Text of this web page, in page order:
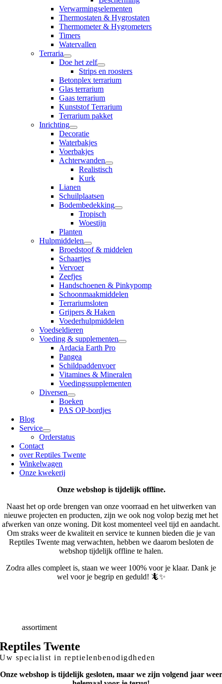
Verwarmingselementen
Thermostaten & Hygrostaten
Thermometer & Hygrometers
Timers
Watervallen
Terraria
Doe het zelf
Strips en roosters
Betonplex terrarium
Glas terrarium
Gaas terrarium
Kunststof Terrarium
Terrarium pakket
Inrichting
Decoratie
Waterbakjes
Voerbakjes
Achterwanden
Realistisch
Kurk
Lianen
Schuilplaatsen
Bodembedekking
Tropisch
Woestijn
Planten
Hulpmiddelen
Broedstoof & middelen
Schaartjes
Vervoer
Zeefjes
Handschoenen & Pinkypomp
Schoonmaakmiddelen
Terrariumsloten
Grijpers & Haken
Voederhulpmiddelen
Voedseldieren
Voeding & supplementen
Ardacia Earth Pro
Pangea
Schildpaddenvoer
Vitamines & Mineralen
Voedingssupplementen
Diversen
Boeken
PAS OP-bordjes
Blog
Service
Orderstatus
Contact
over Reptiles Twente
Winkelwagen
Onze kwekerij
Onze webshop is tijdelijk offline.
Naast het op orde brengen van onze voorraad en het uitwerken van
nieuwe projecten en producten, zijn we ook nog volop bezig met het
afwerken van onze woning. Dit kost momenteel veel tijd en aandacht.
Om straks weer de kwaliteit en service te kunnen bieden die je van
Reptiles Twente mag verwachten, hebben we daarom besloten de
webshop tijdelijk offline te halen.
Zodra alles compleet is, staan we weer 100% voor je klaar. Dank je
wel voor je begrip en geduld! 🦎✨
Breedassortiment
Reptiles Twente
Uw specialist in reptielenbenodigdheden
Onze webshop is tijdelijk gesloten, maar we zijn volgend jaar weer